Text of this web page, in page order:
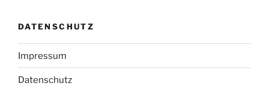
DATENSCHUTZ
Impressum
Datenschutz